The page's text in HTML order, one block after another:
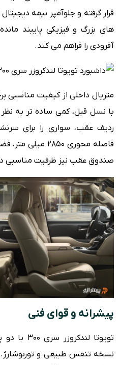
قرار گرفته و جلوآمپر نیمه
های بزرگ و فیزیکی پایبند
آفرودی را فراهم می کند.
متریال داخلی از کیفیت مناسبی
با نسل قبل، کمی ساده تر به
ردیف عقب، سواری را برای
فاصله محوری
صندوق عقب نیز ظرفیت مناسبی
پیشرانه و قوای فنی
تویوتا
نسخه تنفس طبیعی و